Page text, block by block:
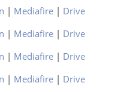
| Mediafire | Drive
| Mediafire | Drive
| Mediafire | Drive
| Mediafire | Drive